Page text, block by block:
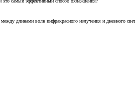
длинами волн инфракрасного излучения и дневного